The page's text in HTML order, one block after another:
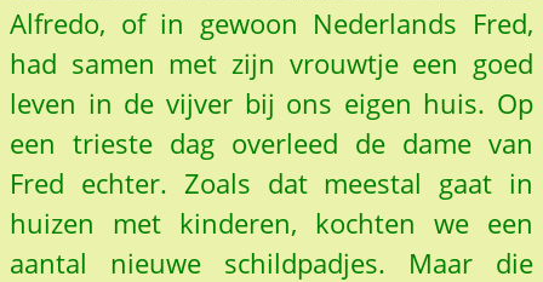
Alfredo, of in gewoon Nederlands Fred,
had samen met zijn vrouwtje een goed
leven in de vijver bij ons eigen huis. Op
een trieste dag overleed de dame van
Fred echter. Zoals dat meestal gaat in
huizen met kinderen, kochten we een
aantal nieuwe schildpadjes. Maar die